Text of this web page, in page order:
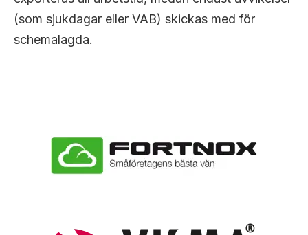
(som sjukdagar eller VAB) skickas med för
schemalagda.